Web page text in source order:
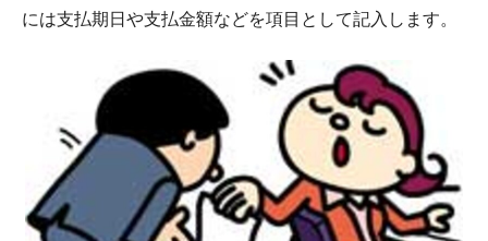
には支払期日や支払金額などを項目として記入します。